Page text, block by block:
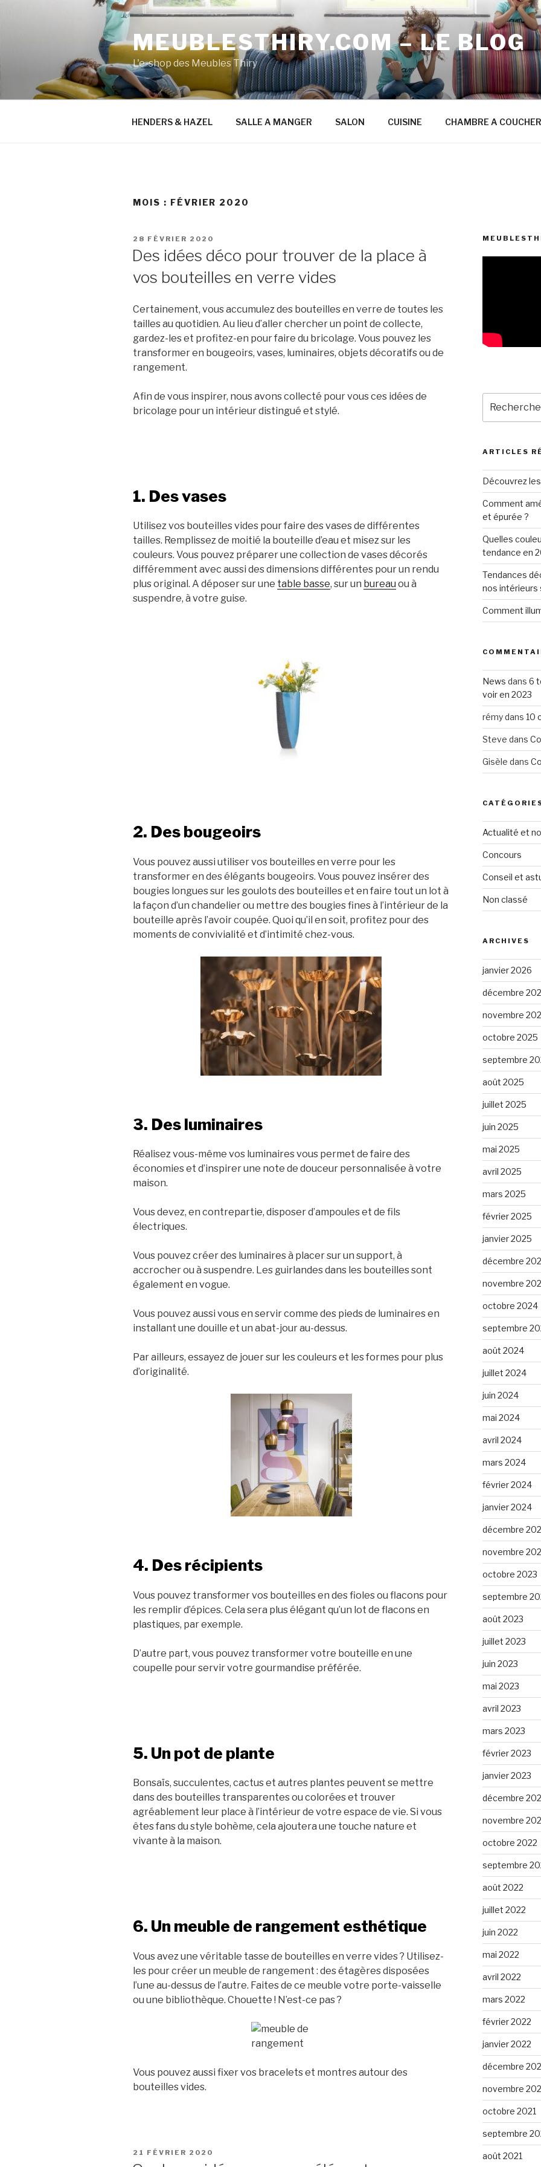
MEUBLESTHIRY.COM – LE BLOG
L'e-shop des Meubles Thiry
HENDERS & HAZEL SALLE A MANGER SALON CUISINE CHAMBRE A COUCHER
MOIS : FÉVRIER 2020
PUBLIÉ
28 FÉVRIER 2020
Des idées déco pour trouver de la place à
vos bouteilles en verre vides
Certainement, vous accumulez des bouteilles en verre de toutes les
tailles au quotidien. Au lieu d’aller chercher un point de collecte,
gardez-les et profitez-en pour faire du bricolage. Vous pouvez les
transformer en bougeoirs, vases, luminaires, objets décoratifs ou de
rangement.
Afin de vous inspirer, nous avons collecté pour vous ces idées de
bricolage pour un intérieur distingué et stylé.
1. Des vases
Utilisez vos bouteilles vides pour faire des vases de différentes
tailles. Remplissez de moitié la bouteille d’eau et misez sur les
couleurs. Vous pouvez préparer une collection de vases décorés
différemment avec aussi des dimensions différentes pour un rendu
plus original. A déposer sur une table basse, sur un bureau ou à
suspendre, à votre guise.
2. Des bougeoirs
Vous pouvez aussi utiliser vos bouteilles en verre pour les
transformer en des élégants bougeoirs. Vous pouvez insérer des
bougies longues sur les goulots des bouteilles et en faire tout un lot à
la façon d’un chandelier ou mettre des bougies fines à l’intérieur de la
bouteille après l’avoir coupée. Quoi qu’il en soit, profitez pour des
moments de convivialité et d’intimité chez-vous.
3. Des luminaires
Réalisez vous-même vos luminaires vous permet de faire des
économies et d’inspirer une note de douceur personnalisée à votre
maison.
Vous devez, en contrepartie, disposer d’ampoules et de fils
électriques.
Vous pouvez créer des luminaires à placer sur un support, à
accrocher ou à suspendre. Les guirlandes dans les bouteilles sont
également en vogue.
Vous pouvez aussi vous en servir comme des pieds de luminaires en
installant une douille et un abat-jour au-dessus.
Par ailleurs, essayez de jouer sur les couleurs et les formes pour plus
d’originalité.
4. Des récipients
Vous pouvez transformer vos bouteilles en des fioles ou flacons pour
les remplir d’épices. Cela sera plus élégant qu’un lot de flacons en
plastiques, par exemple.
D’autre part, vous pouvez transformer votre bouteille en une
coupelle pour servir votre gourmandise préférée.
5. Un pot de plante
Bonsaïs, succulentes, cactus et autres plantes peuvent se mettre
dans des bouteilles transparentes ou colorées et trouver
agréablement leur place à l’intérieur de votre espace de vie. Si vous
êtes fans du style bohème, cela ajoutera une touche nature et
vivante à la maison.
6. Un meuble de rangement esthétique
Vous avez une véritable tasse de bouteilles en verre vides ? Utilisez-
les pour créer un meuble de rangement : des étagères disposées
l’une au-dessus de l’autre. Faites de ce meuble votre porte-vaisselle
ou une bibliothèque. Chouette ! N’est-ce pas ?
Vous pouvez aussi fixer vos bracelets et montres autour des
bouteilles vides.
PUBLIÉ
21 FÉVRIER 2020
pour
:
ARTICLES
Découvrez
Comment
et épurée ?
Quelles
tendance en
Tendances
nos intérieurs
Comment
News dans 6
voir en 2023
rémydans 10
Steve dans
Gisèle dans
Actualité et
Concours
Conseil et
Non classé
ARCHIVES
janvier 2026
décembre
novembre
octobre 2025
septembre
août 2025
juillet 2025
juin 2025
mai 2025
avril 2025
mars 2025
février 2025
janvier 2025
décembre
novembre
octobre 2024
septembre
août 2024
juillet 2024
juin 2024
mai 2024
avril 2024
mars 2024
février 2024
janvier 2024
décembre
novembre
octobre 2023
septembre
août 2023
juillet 2023
juin 2023
mai 2023
avril 2023
mars 2023
février 2023
janvier 2023
décembre
novembre
octobre 2022
septembre
août 2022
juillet 2022
juin 2022
mai 2022
avril 2022
mars 2022
février 2022
janvier 2022
décembre
novembre
octobre 2021
septembre
août 2021